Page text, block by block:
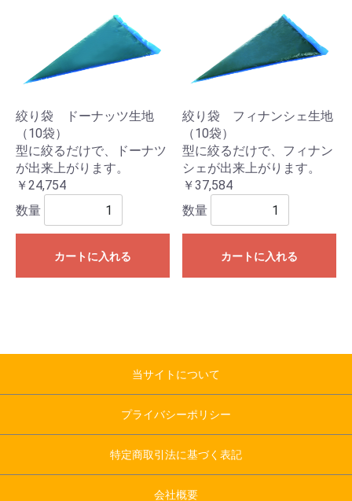
絞り袋 ドーナッツ生地
（10袋）
型に絞るだけで、ドーナツ
が出来上がります。
￥24,754
数量
カートに入れる
絞り袋 フィナンシェ生地
（10袋）
型に絞るだけで、フィナン
シェが出来上がります。
￥37,584
数量
カートに入れる
当サイトについて
プライバシーポリシー
特定商取引法に基づく表記
会社概要